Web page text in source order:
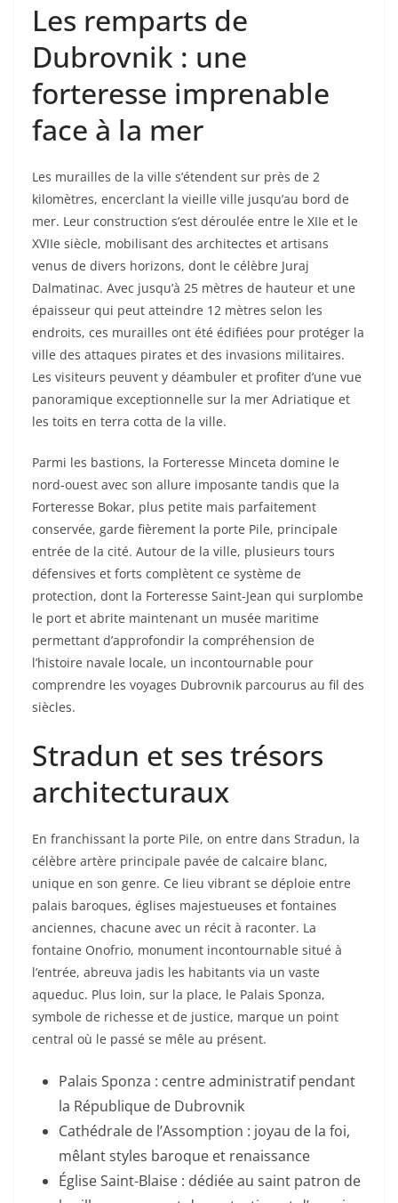
Les remparts de
Dubrovnik : une
forteresse imprenable
face à la mer
Les murailles de la ville s’étendent sur près de 2
kilomètres, encerclant la vieille ville jusqu’au bord de
mer. Leur construction s’est déroulée entre le XIIe et le
XVIIe siècle, mobilisant des architectes et artisans
venus de divers horizons, dont le célèbre Juraj
Dalmatinac. Avec jusqu’à 25 mètres de hauteur et une
épaisseur qui peut atteindre 12 mètres selon les
endroits, ces murailles ont été édifiées pour protéger la
ville des attaques pirates et des invasions militaires.
Les visiteurs peuvent y déambuler et profiter d’une vue
panoramique exceptionnelle sur la mer Adriatique et
les toits en terra cotta de la ville.
Parmi les bastions, la Forteresse Minceta domine le
nord-ouest avec son allure imposante tandis que la
Forteresse Bokar, plus petite mais parfaitement
conservée, garde fièrement la porte Pile, principale
entrée de la cité. Autour de la ville, plusieurs tours
défensives et forts complètent ce système de
protection, dont la Forteresse Saint-Jean qui surplombe
le port et abrite maintenant un musée maritime
permettant d’approfondir la compréhension de
l’histoire navale locale, un incontournable pour
comprendre les voyages Dubrovnik parcourus au fil des
siècles.
Stradun et ses trésors
architecturaux
En franchissant la porte Pile, on entre dans Stradun, la
célèbre artère principale pavée de calcaire blanc,
unique en son genre. Ce lieu vibrant se déploie entre
palais baroques, églises majestueuses et fontaines
anciennes, chacune avec un récit à raconter. La
fontaine Onofrio, monument incontournable situé à
l’entrée, abreuva jadis les habitants via un vaste
aqueduc. Plus loin, sur la place, le Palais Sponza,
symbole de richesse et de justice, marque un point
central où le passé se mêle au présent.
Palais Sponza : centre administratif pendant
la République de Dubrovnik
Cathédrale de l’Assomption : joyau de la foi,
mêlant styles baroque et renaissance
Église Saint-Blaise : dédiée au saint patron de